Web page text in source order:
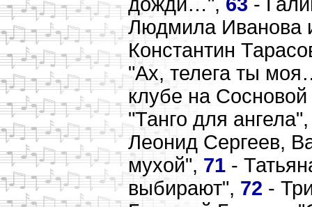
Людмила Иванова
Константин
"Ах, телега ты
клубе на
"Танго для
Леонид Сергеев,
мухой", 71 -
выбирают", 72 -